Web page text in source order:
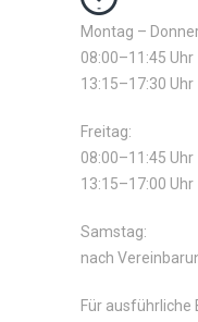
Montag –
08:00–11:45 Uhr
13:15–17:30 Uhr
Freitag:
08:00–11:45 Uhr
13:15–17:00 Uhr
Samstag:
nach
Für